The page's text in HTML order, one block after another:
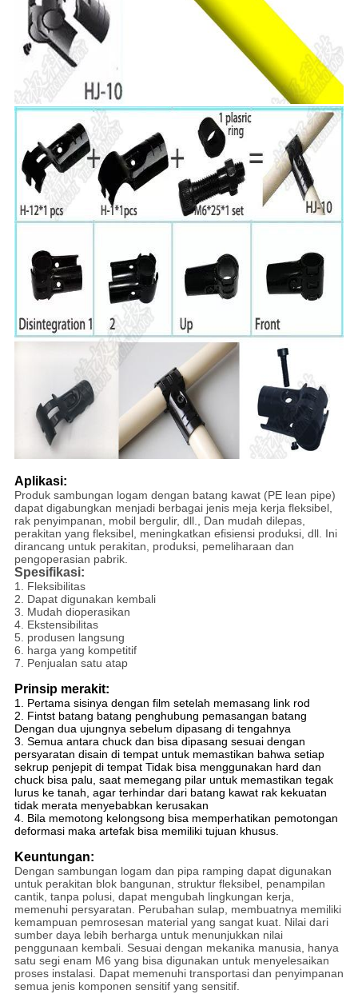
Aplikasi:
Produk sambungan logam dengan batang kawat (PE lean pipe)
dapat digabungkan menjadi berbagai jenis meja kerja fleksibel,
rak penyimpanan, mobil bergulir, dll., Dan mudah dilepas,
perakitan yang fleksibel, meningkatkan efisiensi produksi, dll. Ini
dirancang untuk perakitan, produksi, pemeliharaan dan
pengoperasian pabrik.
Spesifikasi:
1. Fleksibilitas
2. Dapat digunakan kembali
3. Mudah dioperasikan
4. Ekstensibilitas
5. produsen langsung
6. harga yang kompetitif
7. Penjualan satu atap
Prinsip merakit:
1. Pertama sisinya dengan film setelah memasang link rod
2. Fintst batang batang penghubung pemasangan batang
Dengan dua ujungnya sebelum dipasang di tengahnya
3. Semua antara chuck dan bisa dipasang sesuai dengan
persyaratan disain di tempat untuk memastikan bahwa setiap
sekrup penjepit di tempat Tidak bisa menggunakan hard dan
chuck bisa palu, saat memegang pilar untuk memastikan tegak
lurus ke tanah, agar terhindar dari batang kawat rak kekuatan
tidak merata menyebabkan kerusakan
4. Bila memotong kelongsong bisa memperhatikan pemotongan
deformasi maka artefak bisa memiliki tujuan khusus.
Keuntungan:
Dengan sambungan logam dan pipa ramping dapat digunakan
untuk perakitan blok bangunan, struktur fleksibel, penampilan
cantik, tanpa polusi, dapat mengubah lingkungan kerja,
memenuhi persyaratan. Perubahan sulap, membuatnya memiliki
kemampuan pemrosesan material yang sangat kuat. Nilai dari
sumber daya lebih berharga untuk menunjukkan nilai
penggunaan kembali. Sesuai dengan mekanika manusia, hanya
satu segi enam M6 yang bisa digunakan untuk menyelesaikan
proses instalasi. Dapat memenuhi transportasi dan penyimpanan
semua jenis komponen sensitif yang sensitif.